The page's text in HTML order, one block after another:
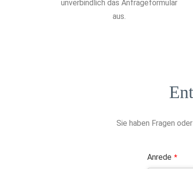
unverbindlich das Anfrageformular
aus.
Sie haben Fragen
Anrede *